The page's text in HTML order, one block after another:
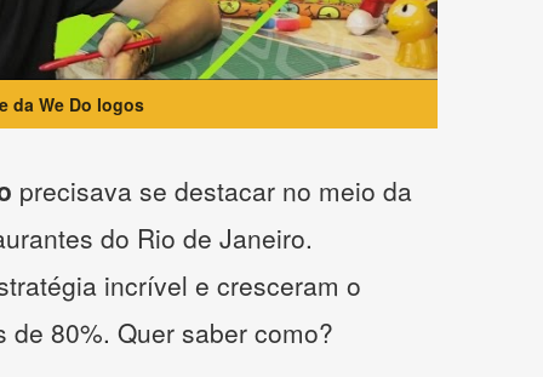
da We Do logos
precisava se destacar no meio da
do Rio de Janeiro.
incrível e cresceram o
de 80%. Quer saber como?